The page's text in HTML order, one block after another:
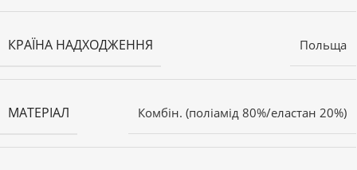
КРАЇНА НАДХОДЖЕННЯ Польща
МАТЕРІАЛ Комбін. (поліамід 80%/еластан 20%)